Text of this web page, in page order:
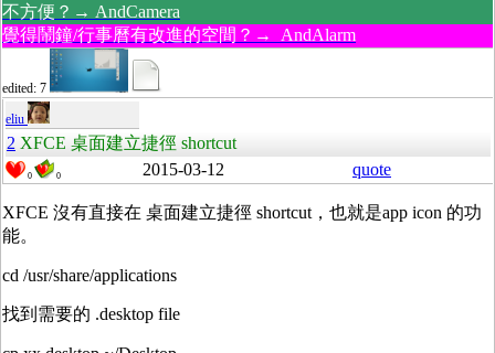
不方便？→ AndCamera
覺得鬧鐘/行事曆有改進的空間？→ AndAlarm
edited: 7
eliu
2 XFCE 桌面建立捷徑 shortcut
0 0 2015-03-12 quote
XFCE 沒有直接在 桌面建立捷徑 shortcut，也就是app icon 的功
能。
cd /usr/share/applications
找到需要的 .desktop file